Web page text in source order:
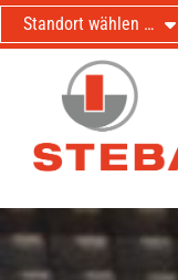
Standort wählen …